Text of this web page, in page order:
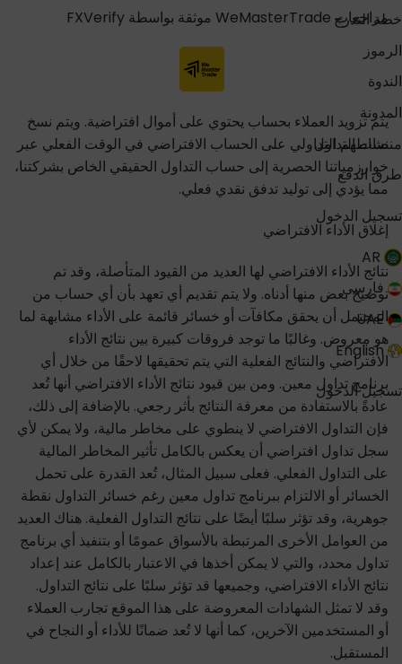
خطة التدرج
الرموز
الندوة
المدونة
منصات التداول
طرق الدفع
تسجيل الدخول
فارسی
UAE
English
تسجيل الدخول
مراجعات WeMasterTrade موثقة بواسطة FXVerify
يتم تزويد العملاء بحساب يحتوي على أموال افتراضية. ويتم نسخ
نشاطهم التداولي على الحساب الافتراضي في الوقت الفعلي عبر
خوارزمياتنا الحصرية إلى حساب التداول الحقيقي الخاص بشركتنا،
مما يؤدي إلى توليد تدفق نقدي فعلي.
إغلاق الأداء الافتراضي
نتائج الأداء الافتراضي لها العديد من القيود المتأصلة، وقد تم
توضيح بعض منها أدناه. ولا يتم تقديم أي تعهد بأن أي حساب من
المحتمل أن يحقق مكافآت أو خسائر قائمة على الأداء مشابهة لما
هو معروض. وغالبًا ما توجد فروقات كبيرة بين نتائج الأداء
الافتراضي والنتائج الفعلية التي يتم تحقيقها لاحقًا من خلال أي
برنامج تداول معين. ومن بين قيود نتائج الأداء الافتراضي أنها تُعد
عادةً بالاستفادة من معرفة النتائج بأثر رجعي. بالإضافة إلى ذلك،
فإن التداول الافتراضي لا ينطوي على مخاطر مالية، ولا يمكن لأي
سجل تداول افتراضي أن يعكس بالكامل تأثير المخاطر المالية
على التداول الفعلي. فعلى سبيل المثال، تُعد القدرة على تحمل
الخسائر أو الالتزام ببرنامج تداول معين رغم خسائر التداول نقطة
جوهرية، وقد تؤثر سلبًا أيضًا على نتائج التداول الفعلية. هناك العديد
من العوامل الأخرى المرتبطة بالأسواق عمومًا أو بتنفيذ أي برنامج
تداول محدد، والتي لا يمكن أخذها في الاعتبار بالكامل عند إعداد
نتائج الأداء الافتراضي، وجميعها قد تؤثر سلبًا على نتائج التداول.
وقد لا تمثل الشهادات المعروضة على هذا الموقع تجارب العملاء
أو المستخدمين الآخرين، كما أنها لا تُعد ضمانًا للأداء أو النجاح في
المستقبل.